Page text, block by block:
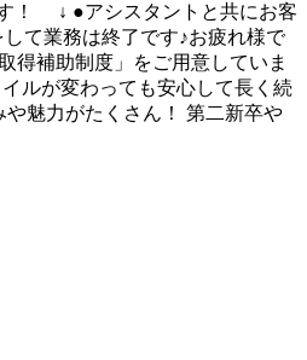
！ ↓ ●アシスタントと共にお客
て業務は終了です♪お疲れ様で
補助制度」をご用意していま
ルが変わっても安心して長く続
魅力がたくさん！ 第二新卒や